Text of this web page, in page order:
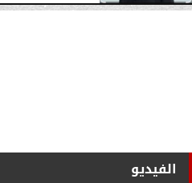
الفيديو